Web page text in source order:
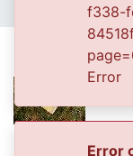
Plano
f338-
Error
Error